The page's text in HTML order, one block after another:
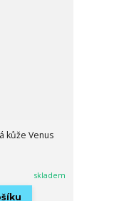
kůže Venus
skladem